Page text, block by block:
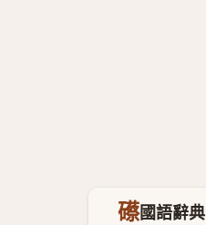
礤國語辭典